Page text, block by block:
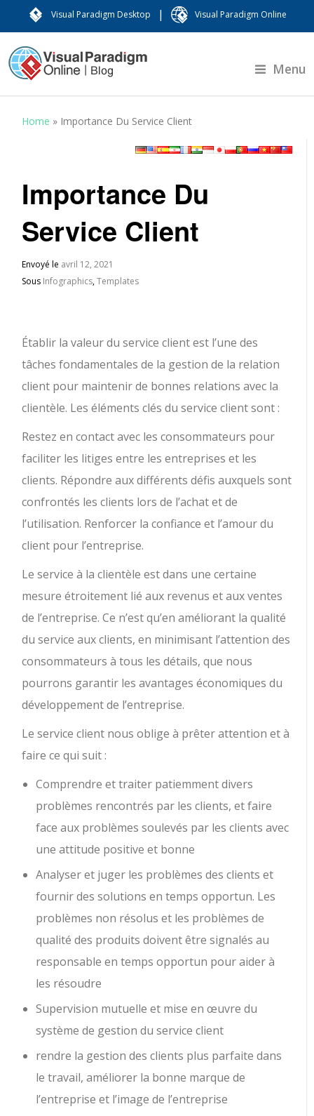
Visual Paradigm Desktop | Visual Paradigm Online
Menu
Home » Importance Du Service Client
Importance Du
Service Client
Envoyé le avril 12, 2021
Sous Infographics,Templates
Établir la valeur du service client est l’une des
tâches fondamentales de la gestion de la relation
client pour maintenir de bonnes relations avec la
clientèle. Les éléments clés du service client sont :
Restez en contact avec les consommateurs pour
faciliter les litiges entre les entreprises et les
clients. Répondre aux différents défis auxquels sont
confrontés les clients lors de l’achat et de
l’utilisation. Renforcer la confiance et l’amour du
client pour l’entreprise.
Le service à la clientèle est dans une certaine
mesure étroitement lié aux revenus et aux ventes
de l’entreprise. Ce n’est qu’en améliorant la qualité
du service aux clients, en minimisant l’attention des
consommateurs à tous les détails, que nous
pourrons garantir les avantages économiques du
développement de l’entreprise.
Le service client nous oblige à prêter attention et à
faire ce qui suit :
Comprendre et traiter patiemment divers
problèmes rencontrés par les clients, et faire
face aux problèmes soulevés par les clients avec
une attitude positive et bonne
Analyser et juger les problèmes des clients et
fournir des solutions en temps opportun. Les
problèmes non résolus et les problèmes de
qualité des produits doivent être signalés au
responsable en temps opportun pour aider à
les résoudre
Supervision mutuelle et mise en œuvre du
système de gestion du service client
rendre la gestion des clients plus parfaite dans
le travail, améliorer la bonne marque de
l’entreprise et l’image de l’entreprise